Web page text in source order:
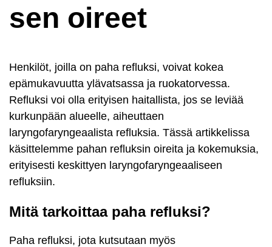
sen oireet
Henkilöt, joilla on paha refluksi, voivat kokea
epämukavuutta ylävatsassa ja ruokatorvessa.
Refluksi voi olla erityisen haitallista, jos se leviää
kurkunpään alueelle, aiheuttaen
laryngofaryngeaalista refluksia. Tässä artikkelissa
käsittelemme pahan refluksin oireita ja kokemuksia,
erityisesti keskittyen laryngofaryngeaaliseen
refluksiin.
Mitä tarkoittaa paha refluksi?
Paha refluksi, jota kutsutaan myös